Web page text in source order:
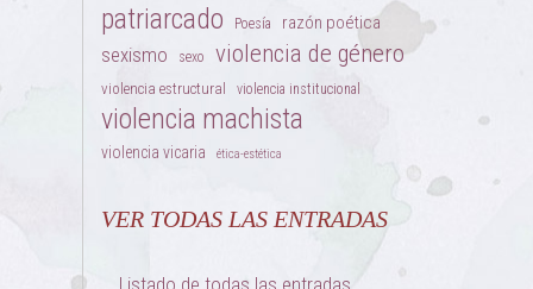
patriarcado Poesía razón poética
sexismo sexo violencia de género
violencia estructural violencia institucional
violencia machista
violencia vicaria ética-estética
VER TODAS LAS ENTRADAS